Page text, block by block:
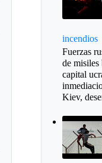
incendios
Fuerzas
de misiles
capital
Kiev,